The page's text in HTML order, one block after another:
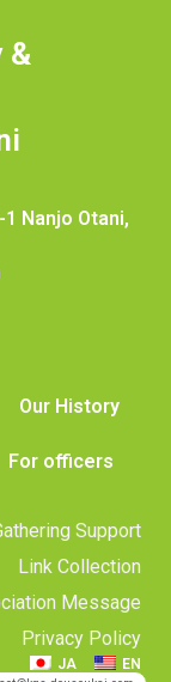
&
Nanjo Otani,
Our History
For officers
Support
Link Collection
Message
Privacy Policy
JA EN